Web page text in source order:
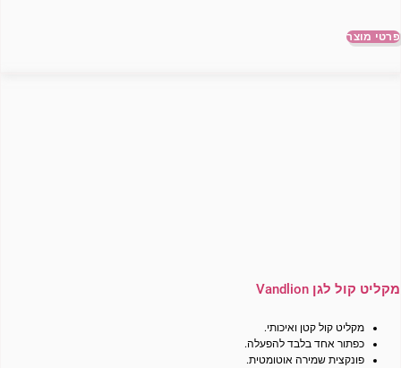
פרטי מוצר
מקליט קול לגן Vandlion
מקליט קול קטן ואיכותי.
כפתור אחד בלבד להפעלה.
פונקצית שמירה אוטומטית.